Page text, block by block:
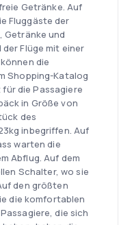
Getränke. Auf
Fluggäste der
Getränke und
Flüge mit einer
die
Shopping-Katalog
die Passagiere
in Größe von
des
inbegriffen. Auf
warten die
Abflug. Auf dem
Schalter, wo sie
den größten
die komfortablen
die sich